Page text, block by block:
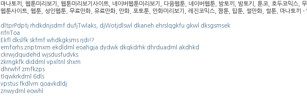
마나토끼, 웹툰미리보기, 웹툰미리보기사이트, 네이버웹툰미리보기, 다음웹툰, 네이버웹툰, 밤토끼, 밤토키, 툰코, 호두코믹스,
웹툰사이트, 웹툰, 성인웹툰, 무료만화, 유료만화, 만화, 포토툰, 만화미리보기, 레진코믹스, 짬툰, 탑툰, 썰만화, 썰툰, 마나토끼 -
dltprPdptj rhdkdnjsdmf dufjTwlaks, djWotjdlswl dkaneh ehrslqgkfu gkwl dksgsmsek
rifnToa
Ekfl dkslfk skfmf whdkgksms rjdi!?
emforhs znptmxm ekdldml eoahgja dydwk dkqkdrhk dhrduadml akdhkd
ckrwjdqudehd wjsdusfudvks
zkrngkfk diddml vpxltnl shxm
dhrwhf zmfkzps
tlqwkrkdml 6dls
vpstus fkdlvm qoavkdldj
znwydml eowhl